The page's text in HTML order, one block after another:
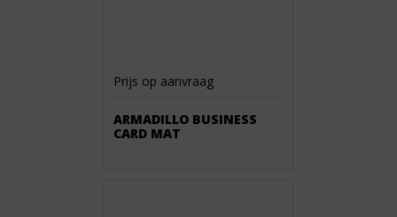
Prijs op aanvraag
ARMADILLO BUSINESS
CARD MAT